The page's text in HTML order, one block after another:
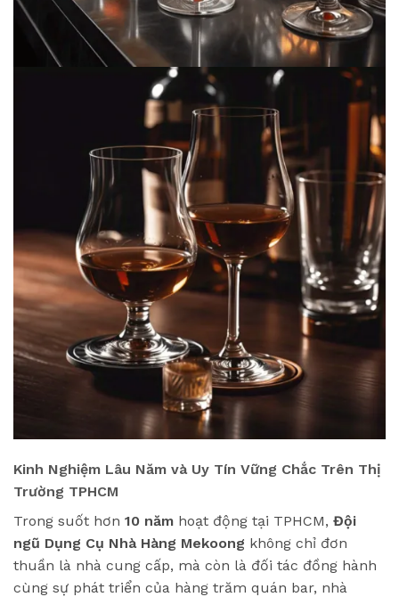
Kinh Nghiệm Lâu Năm và Uy Tín Vững Chắc Trên Thị
Trường TPHCM
Trong suốt hơn 10 năm hoạt động tại TPHCM, Đội
ngũ Dụng Cụ Nhà Hàng Mekoong không chỉ đơn
thuần là nhà cung cấp, mà còn là đối tác đồng hành
cùng sự phát triển của hàng trăm quán bar, nhà